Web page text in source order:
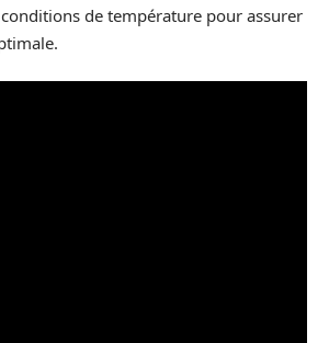
de température pour assurer